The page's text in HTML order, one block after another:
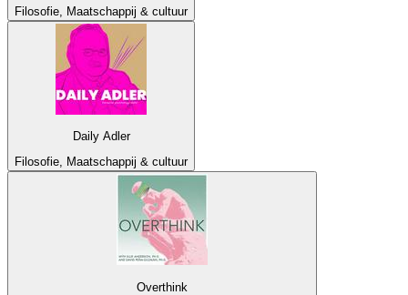
Filosofie, Maatschappij & cultuur
Daily Adler
Filosofie, Maatschappij & cultuur
Overthink